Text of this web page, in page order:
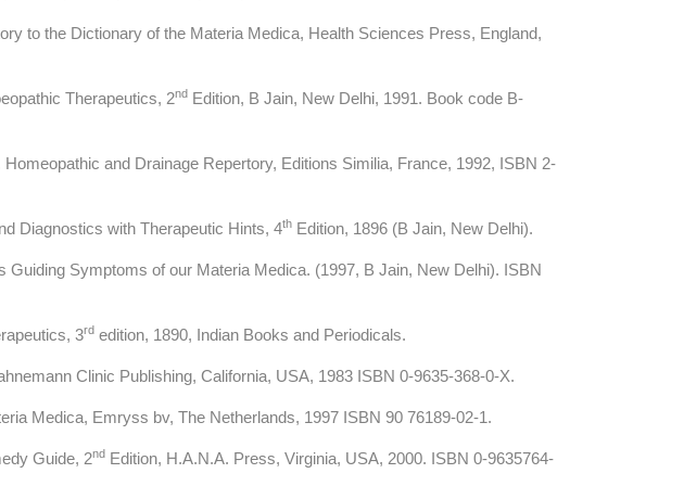
to the Dictionary of the Materia Medica, Health Sciences Press, England,
Therapeutics, 2nd Edition, B Jain, New Delhi, 1991. Book code B-
and Drainage Repertory, Editions Similia, France, 1992, ISBN 2-
Diagnostics with Therapeutic Hints, 4th Edition, 1896 (B Jain, New Delhi).
Guiding Symptoms of our Materia Medica. (1997, B Jain, New Delhi). ISBN
3rd edition, 1890, Indian Books and Periodicals.
Clinic Publishing, California, USA, 1983 ISBN 0-9635-368-0-X.
Medica, Emryss bv, The Netherlands, 1997 ISBN 90 76189-02-1.
Guide, 2nd Edition, H.A.N.A. Press, Virginia, USA, 2000. ISBN 0-9635764-